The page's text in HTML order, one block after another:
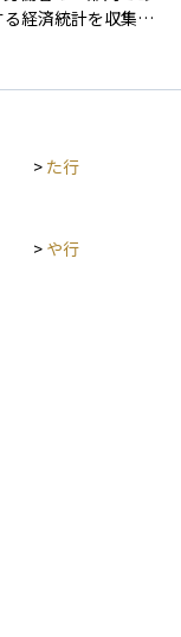
やIMFが集計する
測する手がかりと
の判断材料にもな
経済統計を収集・
報源とされていま
ます。BLSの統計
かせない情報源で
> た行
> や行